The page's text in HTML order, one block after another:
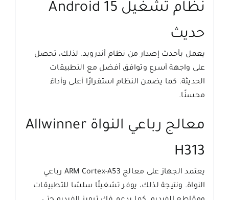
نظام تشغيل Android 15
حديث
يعمل بأحدث إصدار من نظام أندرويد. لذلك، تحصل
على واجهة أسرع وتوافق أفضل مع التطبيقات
الحديثة. كما يضمن النظام استقرارًا أعلى وأداءً
محسنًا.
معالج رباعي النواة Allwinner
H313
يعتمد الجهاز على معالج ARM Cortex-A53 رباعي
النواة. ونتيجة لذلك، يوفر تشغيلًا سلسًا للتطبيقات